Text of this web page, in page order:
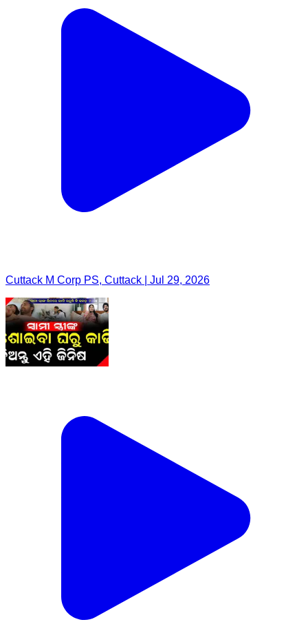
Cuttack M Corp PS, Cuttack | Jul 29, 2026